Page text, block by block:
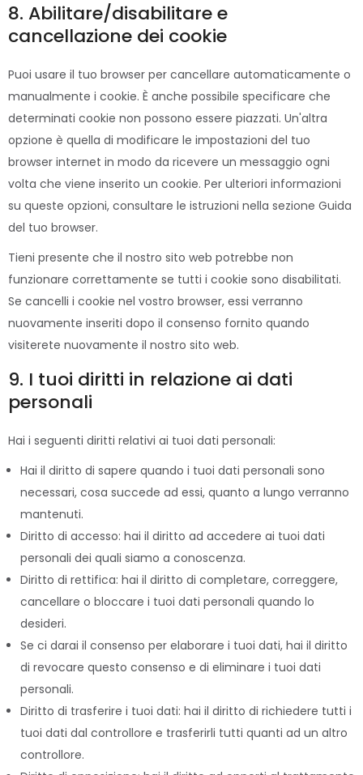
8. Abilitare/disabilitare e
cancellazione dei cookie
Puoi usare il tuo browser per cancellare automaticamente o
manualmente i cookie. È anche possibile specificare che
determinati cookie non possono essere piazzati. Un'altra
opzione è quella di modificare le impostazioni del tuo
browser internet in modo da ricevere un messaggio ogni
volta che viene inserito un cookie. Per ulteriori informazioni
su queste opzioni, consultare le istruzioni nella sezione Guida
del tuo browser.
Tieni presente che il nostro sito web potrebbe non
funzionare correttamente se tutti i cookie sono disabilitati.
Se cancelli i cookie nel vostro browser, essi verranno
nuovamente inseriti dopo il consenso fornito quando
visiterete nuovamente il nostro sito web.
9. I tuoi diritti in relazione ai dati
personali
Hai i seguenti diritti relativi ai tuoi dati personali:
Hai il diritto di sapere quando i tuoi dati personali sono
necessari, cosa succede ad essi, quanto a lungo verranno
mantenuti.
Diritto di accesso: hai il diritto ad accedere ai tuoi dati
personali dei quali siamo a conoscenza.
Diritto di rettifica: hai il diritto di completare, correggere,
cancellare o bloccare i tuoi dati personali quando lo
desideri.
Se ci darai il consenso per elaborare i tuoi dati, hai il diritto
di revocare questo consenso e di eliminare i tuoi dati
personali.
Diritto di trasferire i tuoi dati: hai il diritto di richiedere tutti i
tuoi dati dal controllore e trasferirli tutti quanti ad un altro
controllore.